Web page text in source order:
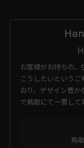
お客様がお持ちの
こうしたいという
おり、デザイン豊か
で鳥取にて一貫して
鳥